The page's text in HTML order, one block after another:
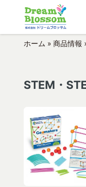
ホーム » 商品情報
STEM・